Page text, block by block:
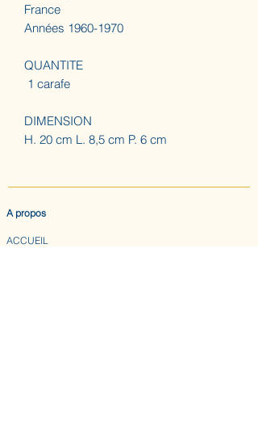
France
Années 1960-1970
QUANTITE
1 carafe
DIMENSION
H. 20 cm L. 8,5 cm P. 6 cm
A propos
ACCUEIL